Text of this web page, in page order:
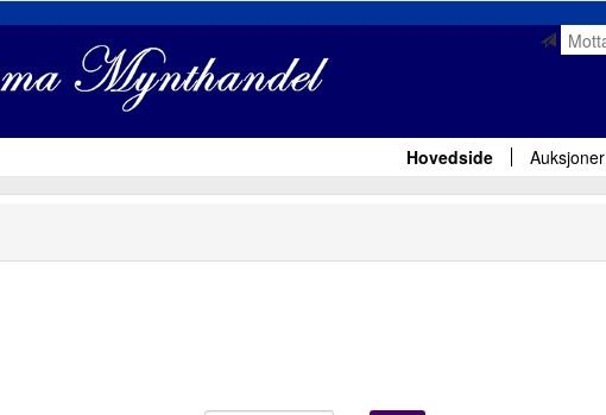
Hovedside Auksjoner